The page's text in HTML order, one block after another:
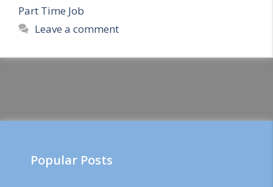
Part Time Job
Leave a comment
Popular Posts